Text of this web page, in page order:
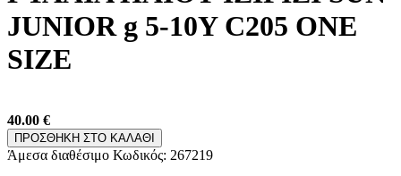
JUNIOR g 5-10Y C205 ONE
SIZE
40.00 €
ΠΡΟΣΘΗΚΗ ΣΤΟ ΚΑΛΑΘΙ
Άμεσα διαθέσιμο Κωδικός: 267219